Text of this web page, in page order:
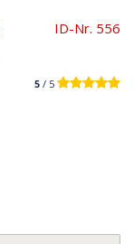
ID-Nr. 556
5 / 5